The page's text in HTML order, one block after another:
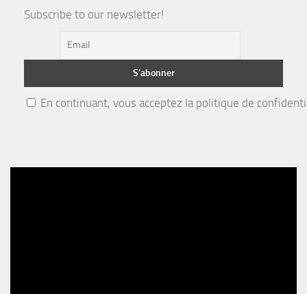
Subscribe to our newsletter!
En continuant, vous acceptez la politique de